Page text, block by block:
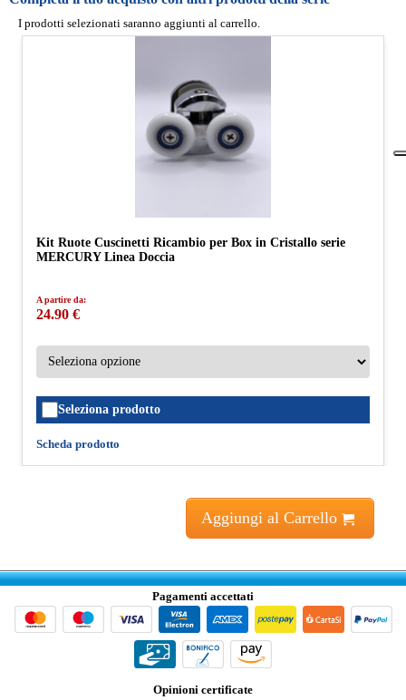
I prodotti selezionati saranno aggiunti al carrello.
Kit Ruote Cuscinetti Ricambio per Box in Cristallo serie
MERCURY Linea Doccia
A partire da:
24.90 €
Seleziona prodotto
Scheda prodotto
Aggiungi al Carrello
Pagamenti accettati
Opinioni certificate